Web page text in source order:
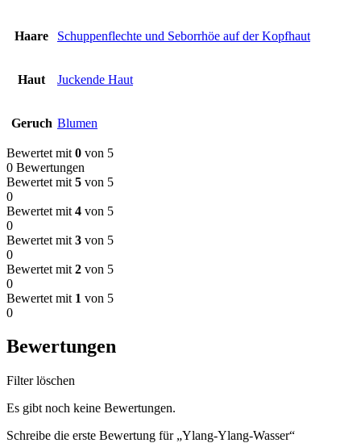
Haare Schuppenflechte und Seborrhöe auf der Kopfhaut
Haut Juckende Haut
Geruch Blumen
Bewertet mit 0 von 5
0 Bewertungen
Bewertet mit 5 von 5
0
Bewertet mit 4 von 5
0
Bewertet mit 3 von 5
0
Bewertet mit 2 von 5
0
Bewertet mit 1 von 5
0
Bewertungen
Filter löschen
Es gibt noch keine Bewertungen.
Schreibe die erste Bewertung für „Ylang-Ylang-Wasser“